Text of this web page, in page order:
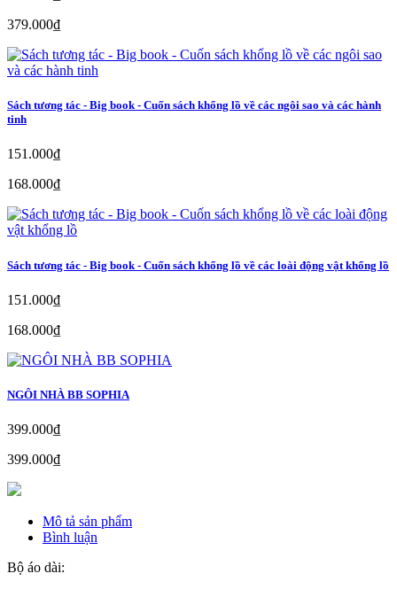
379.000₫
Sách tương tác - Big book - Cuốn sách khổng lồ về các ngôi sao và các hành
tinh
151.000₫
168.000₫
Sách tương tác - Big book - Cuốn sách khổng lồ về các loài động vật khổng lồ
151.000₫
168.000₫
NGÔI NHÀ BB SOPHIA
399.000₫
399.000₫
Mô tả sản phẩm
Bình luận
Bộ áo dài: